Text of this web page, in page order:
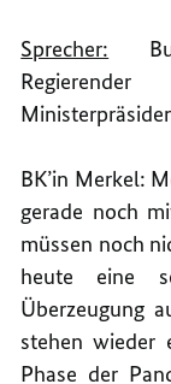
Sprecher:
BK’in Merkel:
gerade noch
müssen noch
heute eine
Überzeugung
stehen wieder
Phase der